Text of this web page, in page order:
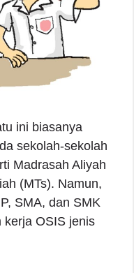
ini biasanya
sekolah-sekolah
Madrasah Aliyah
(MTs). Namun,
SMA, dan SMK
kerja OSIS jenis